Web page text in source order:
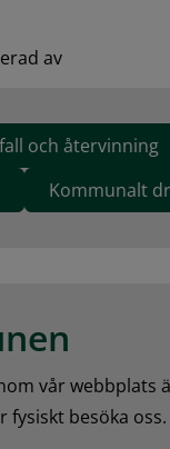
av
och återvinning
Kommunalt
vår webbplats
fysiskt besöka oss.